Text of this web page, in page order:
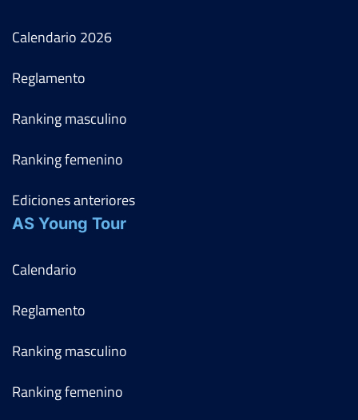
Calendario 2026
Reglamento
Ranking masculino
Ranking femenino
Ediciones anteriores
AS Young Tour
Calendario
Reglamento
Ranking masculino
Ranking femenino